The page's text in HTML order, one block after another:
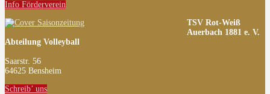
Info Förderverein
TSV Rot-Weiß
Auerbach 1881 e. V.
Abteilung Volleyball
Saarstr. 56
64625 Bensheim
Schreib’ uns